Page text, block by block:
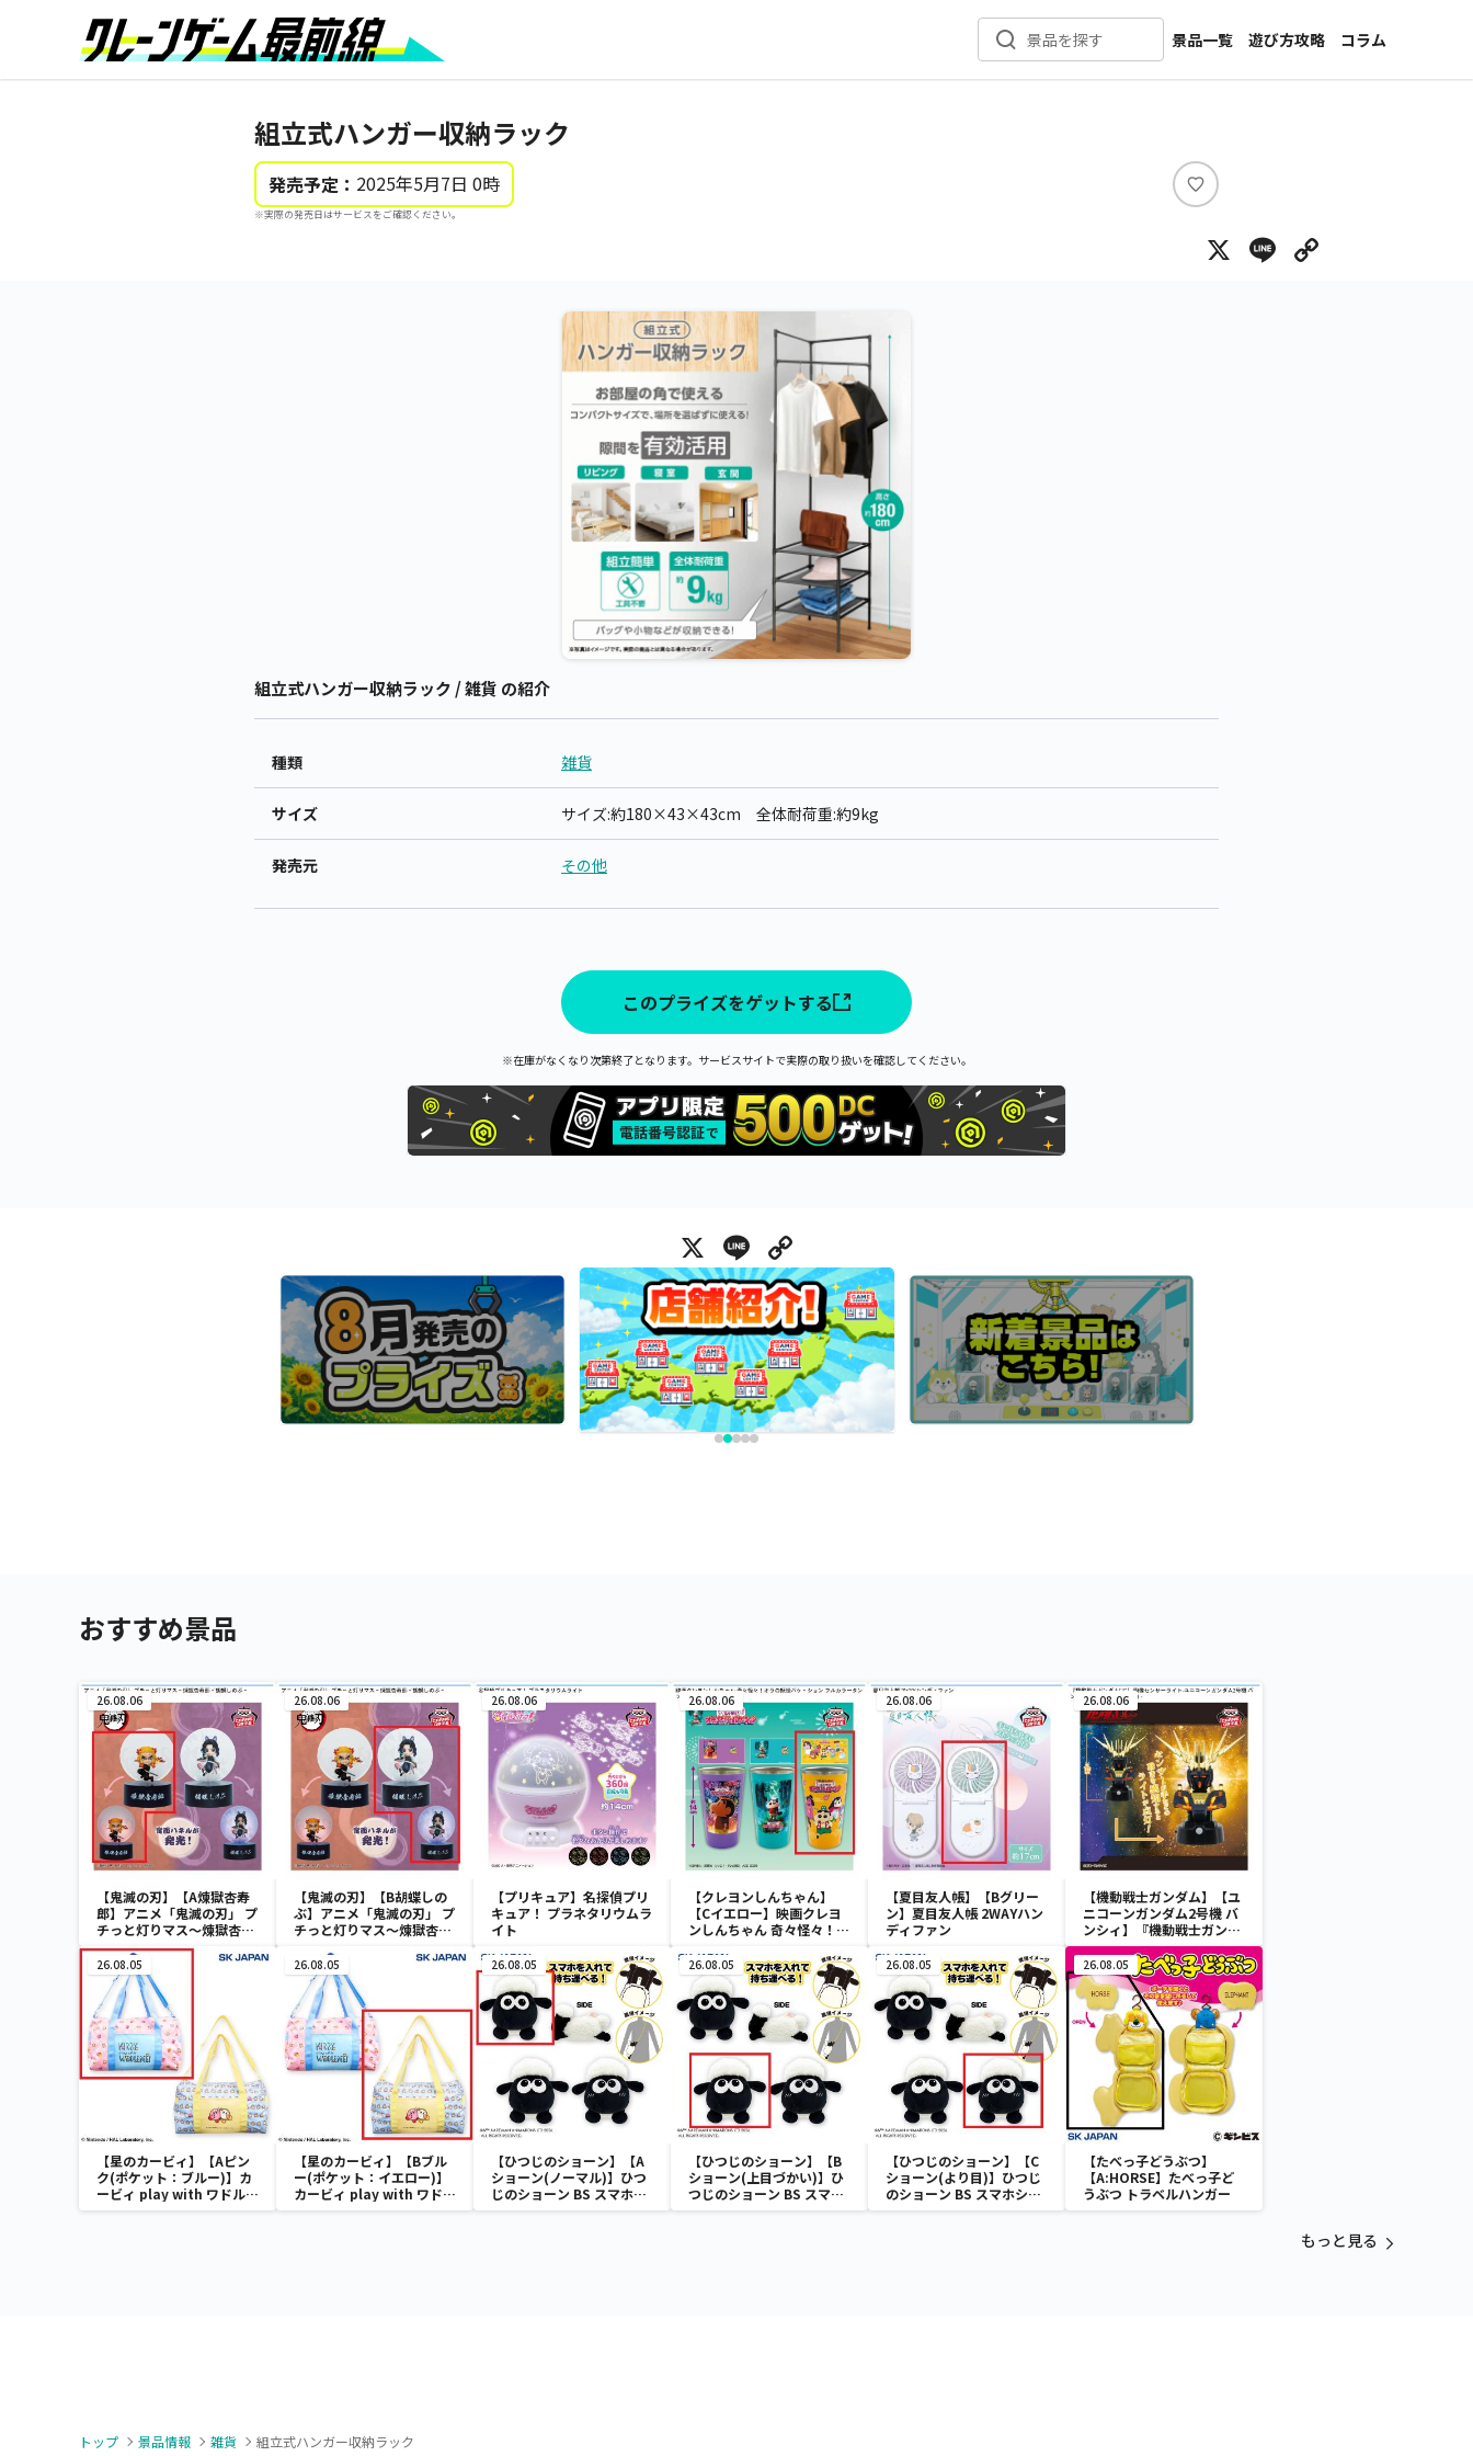
景品を探す
景品一覧
新着景品
メーカー一覧
遊び方攻略
コラム
インタビュー
組立式ハンガー収納ラック
発売予定： 2025年5月7日 0時
※実際の発売日はサービスをご確認ください。
い
ね
X Line
組立式ハンガー収納ラック / 雑貨 の紹介
種類 雑貨
サイズ サイズ:約180×43×43cm 全体耐荷重:約9kg
発売元 その他
このプライズをゲットする
※在庫がなくなり次第終了となります。サービスサイトで実際の取り扱いを確認してください。
X Line
おすすめ景品
26.08.06
【鬼滅の刃】【A煉獄杏寿
郎】アニメ「鬼滅の刃」 プ
チっと灯りマス～煉獄杏寿
郎・胡蝶しのぶ～
26.08.06
【鬼滅の刃】【B胡蝶しの
ぶ】アニメ「鬼滅の刃」 プ
チっと灯りマス～煉獄杏寿
26.08.06
【プリキュア】名探偵プリ
キュア！ プラネタリウムラ
イト
26.08.06
【クレヨンしんちゃん】
【Cイエロー】映画クレヨ
ンしんちゃん 奇々怪々！オ
カラータンブラー
26.08.06
【夏目友人帳】【Bグリー
ン】夏目友人帳 2WAYハン
ディファン
26.08.06
【機動戦士ガンダム】【ユ
ニコーンガンダム2号機 バ
ンシィ】『機動戦士ガンダ
ムUC』 胸像センサーライ
ト-ユニコーンガンダム2号
機 バンシィ（デストロイモ
ード）-
26.08.05
【星のカービィ】【Aピン
ク(ポケット：ブルー)】カ
ービィ play with ワドルデ
ィ ボストンバッグ
26.08.05
【星のカービィ】【Bブル
ー(ポケット：イエロー)】
カービィ play with ワドル
ディ ボストンバッグ
26.08.05
【ひつじのショーン】【A
ショーン(ノーマル)】ひつ
じのショーン BS スマホシ
ョーンルダー
26.08.05
【ひつじのショーン】【B
ショーン(上目づかい)】ひ
つじのショーン BS スマホ
ショーンルダー
26.08.05
【ひつじのショーン】【C
ショーン(より目)】ひつじ
のショーン BS スマホショ
ーンルダー
26.08.05
【たべっ子どうぶつ】
【A:HORSE】たべっ子ど
うぶつ トラベルハンガー
もっと見る
トップ 景品情報 雑貨 組立式ハンガー収納ラック